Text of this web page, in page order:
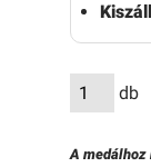
db
A medálhoz